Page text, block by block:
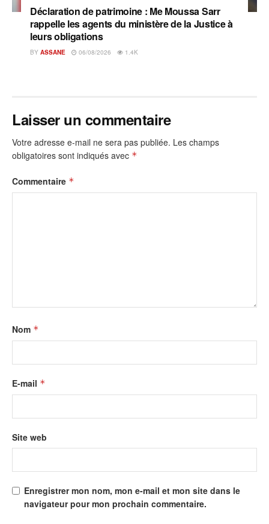
Déclaration de patrimoine : Me Moussa Sarr
rappelle les agents du ministère de la Justice à
leurs obligations
BY ASSANE 06/08/2026 1.4K
Laisser un commentaire
Votre adresse e-mail ne sera pas publiée. Les champs
obligatoires sont indiqués avec *
Commentaire *
Nom *
E-mail *
Site web
Enregistrer mon nom, mon e-mail et mon site dans le
navigateur pour mon prochain commentaire.